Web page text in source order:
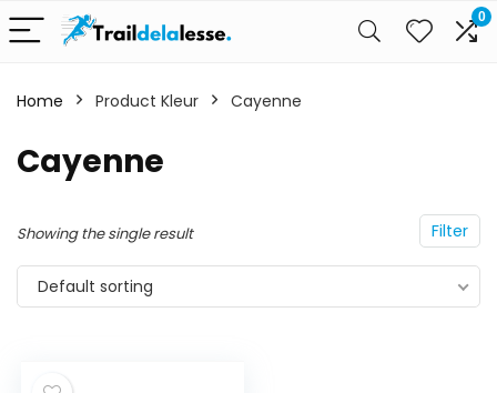
0
Home Product Kleur Cayenne
Cayenne
Filter
Showing the single result
Default sorting